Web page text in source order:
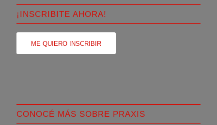
¡INSCRIBITE AHORA!
ME QUIERO INSCRIBIR
CONOCÉ MÁS SOBRE PRAXIS